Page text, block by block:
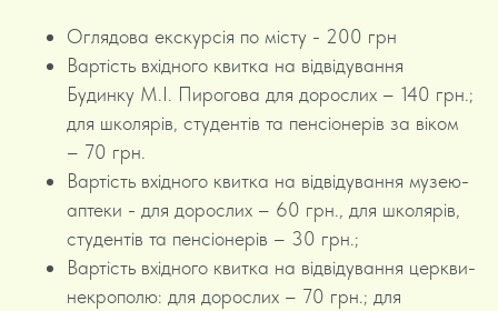
Оглядова екскурсія по місту - 200 грн
Вартість вхідного квитка на відвідування
Будинку М.І. Пирогова для дорослих – 140 грн.;
для школярів, студентів та пенсіонерів за віком
– 70 грн.
Вартість вхідного квитка на відвідування музею-
аптеки - для дорослих – 60 грн., для школярів,
студентів та пенсіонерів – 30 грн.;
Вартість вхідного квитка на відвідування церкви-
некрополю: для дорослих – 70 грн.; для